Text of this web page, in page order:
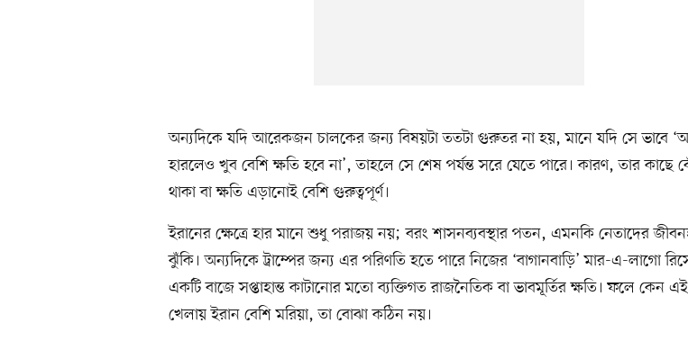
অন্যদিকে যদি আরেকজন চালকের জন্য বিষয়টা ততটা গুরুতর না হয়, মানে যদি সে ভাবে
হারলেও খুব বেশি ক্ষতি হবে না’, তাহলে সে শেষ পর্যন্ত সরে যেতে পারে। কারণ, তার কাছে
থাকা বা ক্ষতি এড়ানোই বেশি গুরুত্বপূর্ণ।
ইরানের ক্ষেত্রে হার মানে শুধু পরাজয় নয়; বরং শাসনব্যবস্থার পতন, এমনকি নেতাদের
ঝুঁকি। অন্যদিকে ট্রাম্পের জন্য এর পরিণতি হতে পারে নিজের ‘বাগানবাড়ি’ মার-এ-লাগো
একটি বাজে সপ্তাহান্ত কাটানোর মতো ব্যক্তিগত রাজনৈতিক বা ভাবমূর্তির ক্ষতি। ফলে কেন এই
খেলায় ইরান বেশি মরিয়া, তা বোঝা কঠিন নয়।